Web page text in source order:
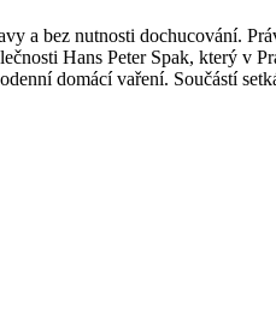
a bez nutnosti dochucování.
Hans Peter Spak, který
domácí vaření. Součástí